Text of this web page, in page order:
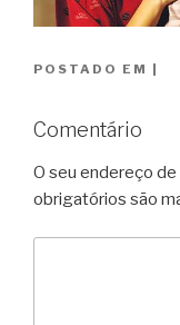
POSTADO EM
Comentário
O seu endereço
obrigatórios são